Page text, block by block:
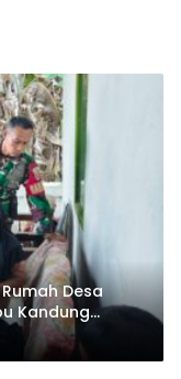
Desa
Kandung